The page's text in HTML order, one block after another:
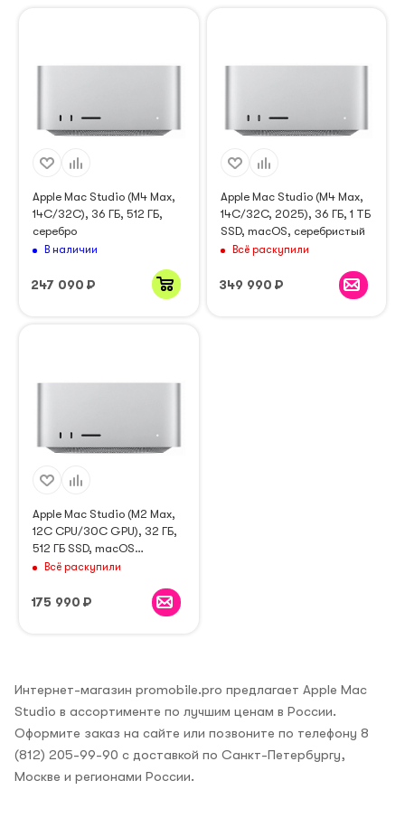
Apple Mac Studio (M4 Max,
14C/32C), 36 ГБ, 512 ГБ,
серебро
В наличии
247 090 ₽
Apple Mac Studio (M4 Max,
14C/32C, 2025), 36 ГБ, 1 ТБ
SSD, macOS, серебристый
Всё раскупили
349 990 ₽
Apple Mac Studio (M2 Max,
12C CPU/30C GPU), 32 ГБ,
512 ГБ SSD, macOS
(MQH73), серебристый
Всё раскупили
175 990 ₽
Интернет-магазин promobile.pro предлагает Apple Mac
Studio в ассортименте по лучшим ценам в России.
Оформите заказ на сайте или позвоните по телефону 8
(812) 205-99-90 с доставкой по Санкт-Петербургу,
Москве и регионами России.